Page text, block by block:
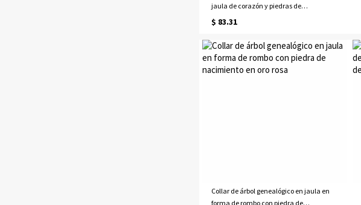
jaula de corazón y piedras de
nacimiento bañado en oro
$ 83.31
Collar de árbol genealógico en jaula en
forma de rombo con piedra de